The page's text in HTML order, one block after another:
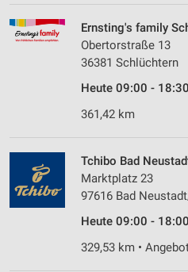
Ernsting's family
Obertorstraße 13
36381 Schlüchtern
Heute 09:00 -
361,42 km
Tchibo Bad
Marktplatz 23
97616 Bad
Heute 09:00 -
329,53 km •